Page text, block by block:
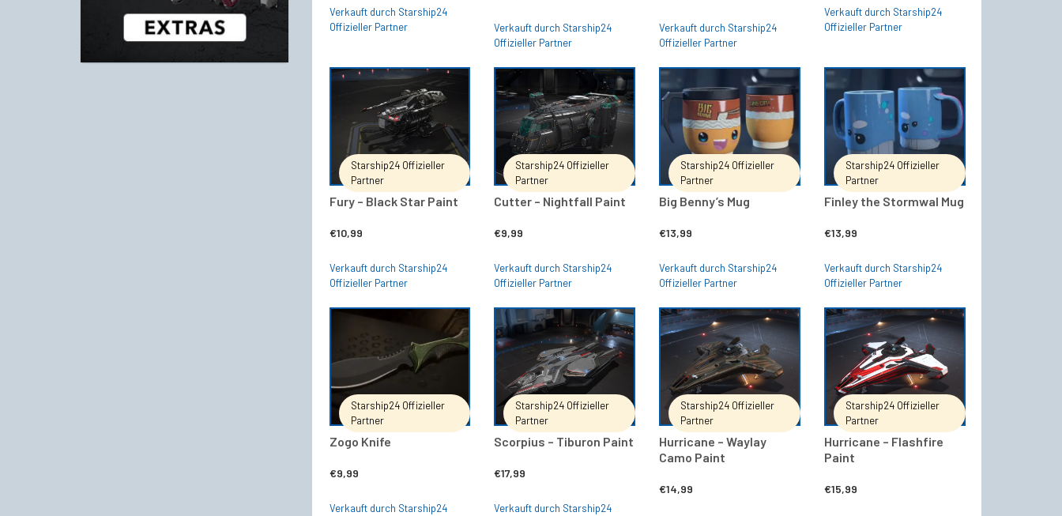
Verkauft durch Starship24
Offizieller Partner
Verkauft durch Starship24
Offizieller Partner
Verkauft durch Starship24
Offizieller Partner
Verkauft durch Starship24
Offizieller Partner
Starship24 Offizieller
Partner
Fury – Black Star Paint
€10,99
IN DEN WARENKORB
Verkauft durch Starship24
Offizieller Partner
Starship24 Offizieller
Partner
Cutter – Nightfall Paint
€9,99
IN DEN WARENKORB
Verkauft durch Starship24
Offizieller Partner
Starship24 Offizieller
Partner
Big Benny’s Mug
€13,99
IN DEN WARENKORB
Verkauft durch Starship24
Offizieller Partner
Starship24 Offizieller
Partner
Finley the Stormwal Mug
€13,99
IN DEN WARENKORB
Verkauft durch Starship24
Offizieller Partner
Starship24 Offizieller
Partner
Zogo Knife
€9,99
IN DEN WARENKORB
Verkauft durch Starship24
Starship24 Offizieller
Partner
Scorpius – Tiburon Paint
€17,99
IN DEN WARENKORB
Verkauft durch Starship24
Starship24 Offizieller
Partner
Hurricane – Waylay
Camo Paint
€14,99
IN DEN WARENKORB
Starship24 Offizieller
Partner
Hurricane – Flashfire
Paint
€15,99
IN DEN WARENKORB